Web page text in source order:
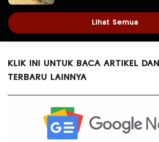
Lihat Semua
KLIK INI UNTUK BACA ARTIKEL
TERBARU LAINNYA